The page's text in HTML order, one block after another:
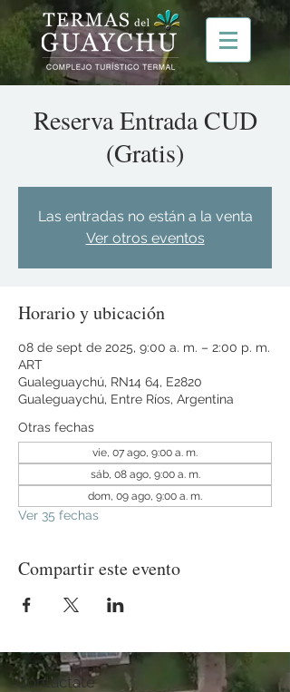
Reserva Entrada CUD
(Gratis)
Las entradas no están a la venta
Ver otros eventos
Horario y ubicación
08 de sept de 2025, 9:00 a. m. – 2:00 p. m.
ART
Gualeguaychú, RN14 64, E2820
Gualeguaychú, Entre Ríos, Argentina
Otras fechas
vie, 07 ago, 9:00 a. m.
sáb, 08 ago, 9:00 a. m.
dom, 09 ago, 9:00 a. m.
Ver 35 fechas
Compartir este evento
Contactate